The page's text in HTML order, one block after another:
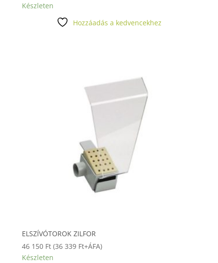
Készleten
Hozzáadás a kedvencekhez
ELSZÍVÓTOROK ZILFOR
46 150 Ft (36 339 Ft+ÁFA)
Készleten